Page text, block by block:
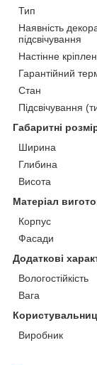
Тип
Наявність
підсвічування
Настінне
Гарантійний
Стан
Підсвічування
Габаритні
Ширина
Глибина
Висота
Матеріал
Корпус
Фасади
Додаткові
Вологостійкість
Вага
Виробник